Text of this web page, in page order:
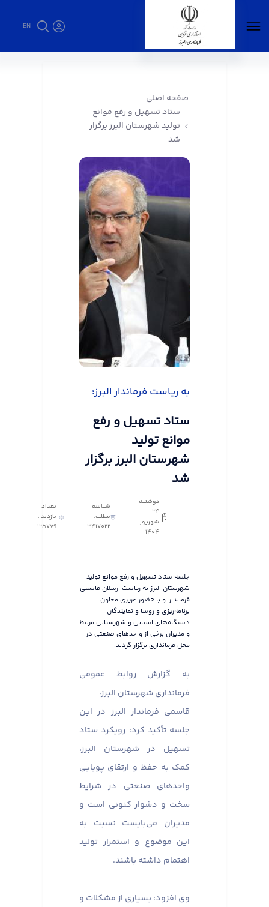
EN
صفحه اصلی
ستاد تسهیل و رفع موانع
تولید شهرستان البرز برگزار
شد
به ریاست فرماندار البرز؛
ستاد تسهیل و رفع
موانع تولید
شهرستان البرز برگزار
شد
دوشنبه
24
شهریور
1404
شناسه
مطلب:
3417022
تعداد
بازدید :
125779
جلسه ستاد تسهیل و رفع موانع تولید
شهرستان البرز به ریاست ارسلان قاسمی
فرماندار و با حضور عزیزی معاون
برنامه‌ریزی و روسا و نمایندگان
دستگاه‌های استانی و شهرستانی مرتبط
و مدیران برخی از واحدهای صنعتی در
محل فرمانداری برگزار گردید.
به گزارش روابط عمومی
فرمانداری شهرستان البرز،
قاسمی فرماندار البرز در این
جلسه تأکید کرد: رویکرد ستاد
تسهیل در شهرستان البرز،
کمک به حفظ و ارتقای پویایی
واحدهای صنعتی در شرایط
سخت و دشوار کنونی است و
مدیران می‌بایست نسبت به
این موضوع و استمرار تولید
اهتمام داشته باشند.
وی افزود: بسیاری از مشکلات و